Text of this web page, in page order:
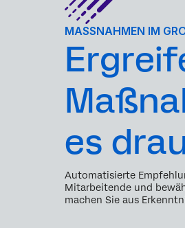
MASSNAHMEN IM
es
Automatisierte
Mitarbeitende und
machen Sie aus